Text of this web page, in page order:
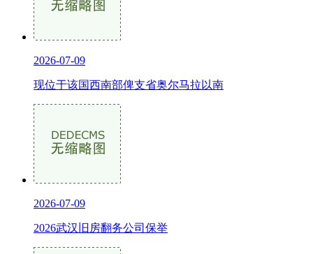
2026-07-09
现位于该国西南部俾支省奥尔马拉以南
2026-07-09
2026武汉旧房翻务公司保举